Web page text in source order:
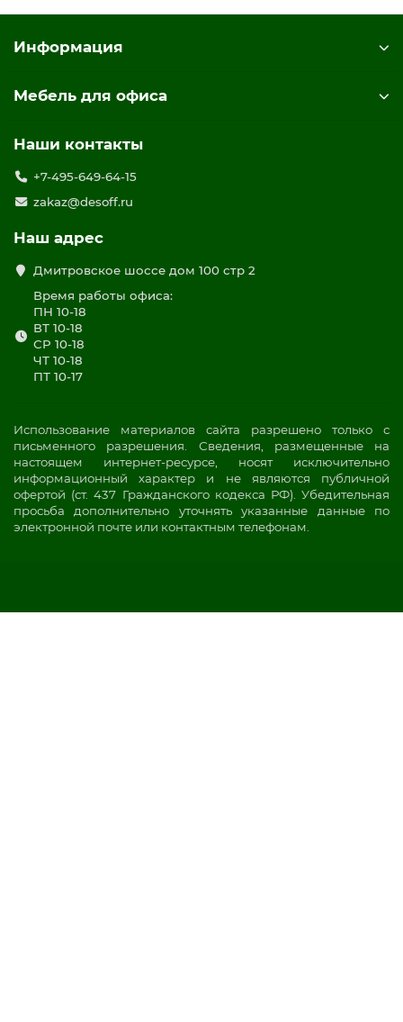
Информация
Мебель для офиса
Наши контакты
+7-495-649-64-15
zakaz@desoff.ru
Наш адрес
Дмитровское шоссе дом 100 стр 2
Время работы офиса:
ПН 10-18
ВТ 10-18
СР 10-18
ЧТ 10-18
ПТ 10-17
Использование материалов сайта разрешено только с
письменного разрешения. Сведения, размещенные на
настоящем интернет-ресурсе, носят исключительно
информационный характер и не являются публичной
офертой (ст. 437 Гражданского кодекса РФ). Убедительная
просьба дополнительно уточнять указанные данные по
электронной почте или контактным телефонам.